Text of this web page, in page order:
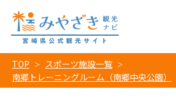
TOP
スポーツ施設一覧
南郷トレーニングルーム（南郷中央公園）